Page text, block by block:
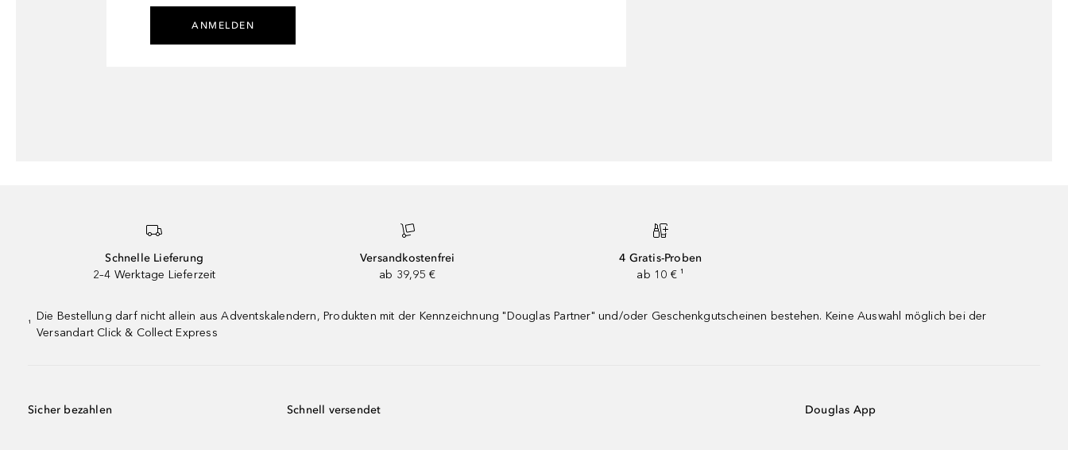
ANMELDEN
Schnelle Lieferung
2–4 Werktage Lieferzeit
Versandkostenfrei
ab 39,95 €
4 Gratis-Proben
ab 10 € ¹
¹
Die Bestellung darf nicht allein aus Adventskalendern, Produkten mit der Kennzeichnung "Douglas Partner" und/oder Geschenkgutscheinen bestehen. Keine Auswahl möglich bei der
Versandart Click & Collect Express
Sicher bezahlen Schnell versendet Douglas App